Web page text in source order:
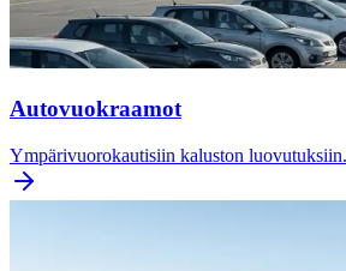
Autovuokraamot
Ympärivuorokautisiin kaluston luovutuksiin.